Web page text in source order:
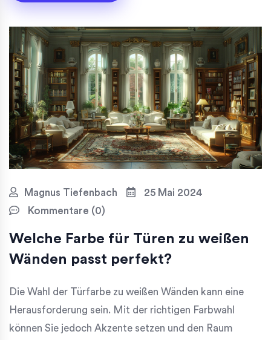
Magnus Tiefenbach
25 Mai 2024
Kommentare (0)
Welche Farbe für Türen zu weißen
Wänden passt perfekt?
Die Wahl der Türfarbe zu weißen Wänden kann eine
Herausforderung sein. Mit der richtigen Farbwahl
können Sie jedoch Akzente setzen und den Raum